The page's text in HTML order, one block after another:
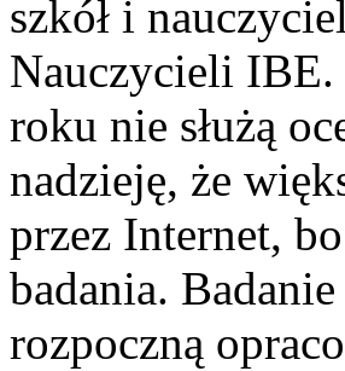
szkół i
Nauczycieli
roku nie służą
nadzieję, że
przez Internet,
badania.
rozpoczną